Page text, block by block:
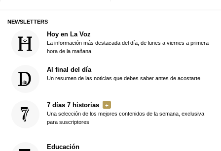
NEWSLETTERS
Hoy en La Voz
La información más destacada del día, de lunes a viernes a primera
hora de la mañana
Al final del día
Un resumen de las noticias que debes saber antes de acostarte
7 días 7 historias
Una selección de los mejores contenidos de la semana, exclusiva
para suscriptores
Educación